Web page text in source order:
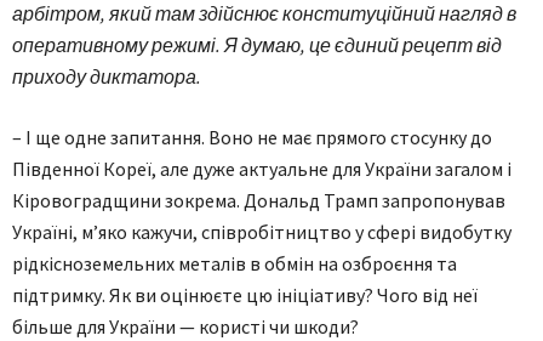
арбітром, який там здійснює конституційний нагляд в
оперативному режимі. Я думаю, це єдиний рецепт від
приходу диктатора.
– І ще одне запитання. Воно не має прямого стосунку до
Південної Кореї, але дуже актуальне для України загалом і
Кіровоградщини зокрема. Дональд Трамп запропонував
Україні, м’яко кажучи, співробітництво у сфері видобутку
рідкісноземельних металів в обмін на озброєння та
підтримку. Як ви оцінюєте цю ініціативу? Чого від неї
більше для України — користі чи шкоди?